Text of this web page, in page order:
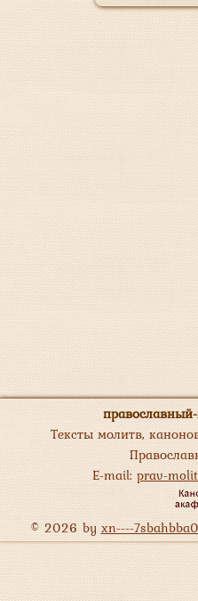
Тексты молитв,
E-mail:prav-
© 2026 byxn----